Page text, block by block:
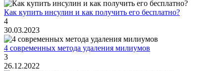
Как купить инсулин и как получить его бесплатно?
4
30.03.2023
4 современных метода удаления милиумов
3
26.12.2022